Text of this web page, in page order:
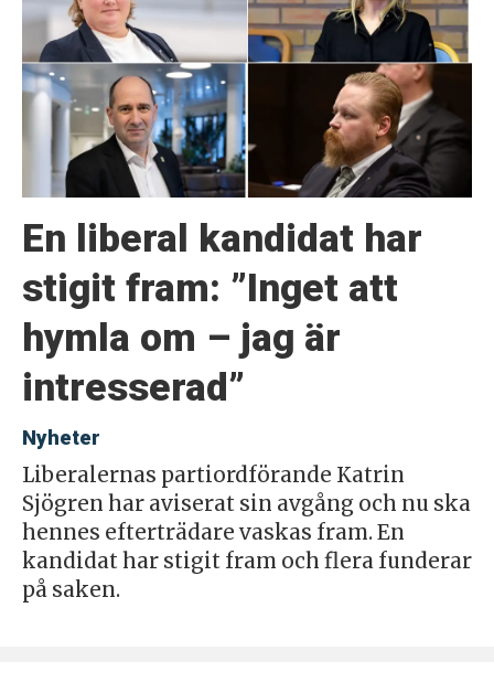
En liberal kandidat har
stigit fram: ”Inget att
hymla om – jag är
intresserad”
Nyheter
Liberalernas partiordförande Katrin
Sjögren har aviserat sin avgång och nu ska
hennes efterträdare vaskas fram. En
kandidat har stigit fram och flera funderar
på saken.